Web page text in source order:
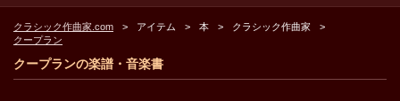
クラシック作曲家.com アイテム 本
クラシック作曲家
クープラン
クープランの楽譜・音楽書